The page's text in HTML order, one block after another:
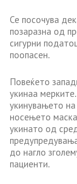
Се посочува
позаразна од
сигурни
поопасен.
Повеќето
укинаа
укинувањето на
носењето
укинато од
до нагло
пациенти.